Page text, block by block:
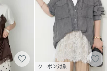
ル95% コットン5%
ステル62% コットン33% ポリ
ロン100%
クーポン対象